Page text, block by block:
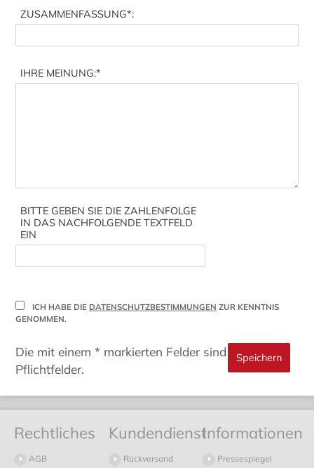
ZUSAMMENFASSUNG*:
IHRE MEINUNG:*
BITTE GEBEN SIE DIE ZAHLENFOLGE
IN DAS NACHFOLGENDE TEXTFELD
EIN
ICH HABE DIE DATENSCHUTZBESTIMMUNGEN ZUR KENNTNIS
GENOMMEN.
Die mit einem * markierten Felder sind
Pflichtfelder.
Rechtliches
AGB
Kundendienst
Rückversand
Informationen
Pressespiegel